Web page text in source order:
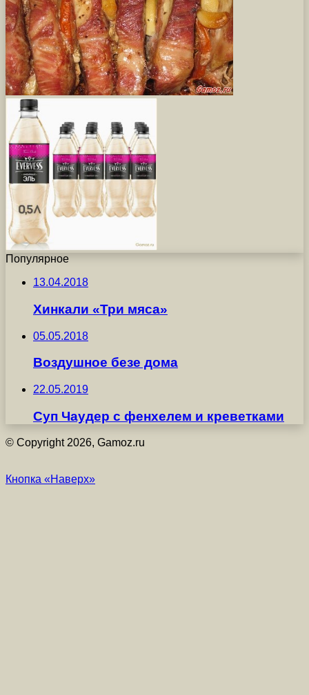
Популярное
13.04.2018
Хинкали «Три мяса»
05.05.2018
Воздушное безе дома
22.05.2019
Суп Чаудер с фенхелем и креветками
© Copyright 2026, Gamoz.ru
Кнопка «Наверх»